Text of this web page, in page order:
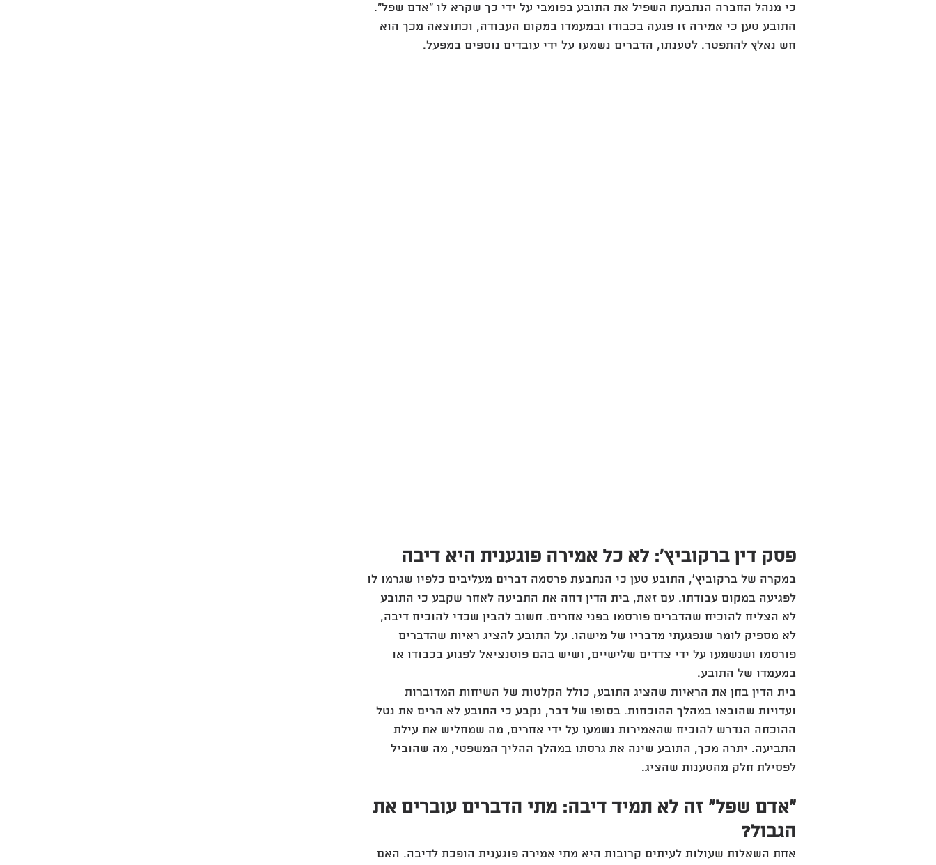
כי מנהל החברה הנתבעת השפיל את התובע בפומבי על ידי כך שקרא לו "אדם שפל".
התובע טען כי אמירה זו פגעה בכבודו ובמעמדו במקום העבודה, וכתוצאה מכך הוא
חש נאלץ להתפטר. לטענתו, הדברים נשמעו על ידי עובדים נוספים במפעל.
פסק דין ברקוביץ': לא כל אמירה פוגענית היא דיבה
במקרה של ברקוביץ', התובע טען כי הנתבעת פרסמה דברים מעליבים כלפיו שגרמו לו
לפגיעה במקום עבודתו. עם זאת, בית הדין דחה את התביעה לאחר שקבע כי התובע
לא הצליח להוכיח שהדברים פורסמו בפני אחרים. חשוב להבין שכדי להוכיח דיבה,
לא מספיק לומר שנפגעתי מדבריו של מישהו. על התובע להציג ראיות שהדברים
פורסמו ושנשמעו על ידי צדדים שלישיים, ושיש בהם פוטנציאל לפגוע בכבודו או
במעמדו של התובע.
בית הדין בחן את הראיות שהציג התובע, כולל הקלטות של השיחות המדוברות
ועדויות שהובאו במהלך ההוכחות. בסופו של דבר, נקבע כי התובע לא הרים את נטל
ההוכחה הנדרש להוכיח שהאמירות נשמעו על ידי אחרים, מה שמחליש את עילת
התביעה. יתרה מכך, התובע שינה את גרסתו במהלך ההליך המשפטי, מה שהוביל
לפסילת חלק מהטענות שהציג.
"אדם שפל" זה לא תמיד דיבה: מתי הדברים עוברים את
הגבול?
אחת השאלות שעולות לעיתים קרובות היא מתי אמירה פוגענית הופכת לדיבה. האם